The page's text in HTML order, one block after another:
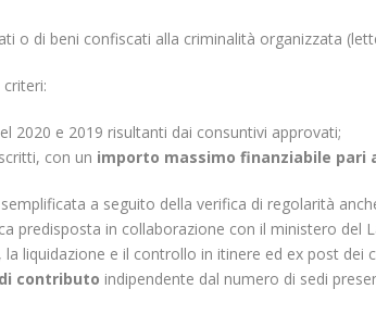
o di beni confiscati alla criminalità organizzata
2020 e 2019 risultanti dai consuntivi approvati;
con un importo massimo finanziabile pari
a seguito della verifica di regolarità
predisposta in collaborazione con il ministero del
liquidazione e il controllo in itinere ed ex post dei
contributo indipendente dal numero di sedi